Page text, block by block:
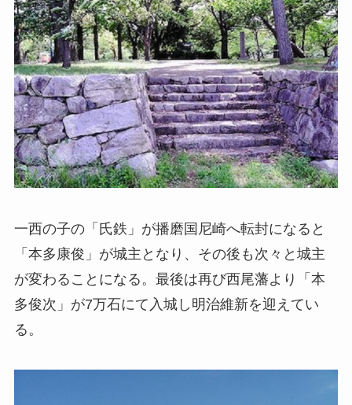
一西の子の「氏鉄」が播磨国尼崎へ転封になると
「本多康俊」が城主となり、その後も次々と城主
が変わることになる。最後は再び西尾藩より「本
多俊次」が7万石にて入城し明治維新を迎えてい
る。